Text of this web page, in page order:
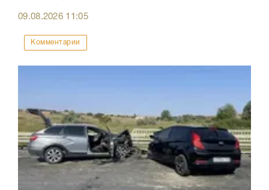
09.08.2026 11:05
Комментарии